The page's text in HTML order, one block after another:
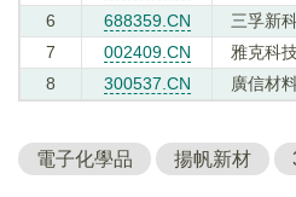
6
688359.CN 三孚新
7
002409.CN 雅克科
8
300537.CN 廣信材
電子化學品 揚帆新材